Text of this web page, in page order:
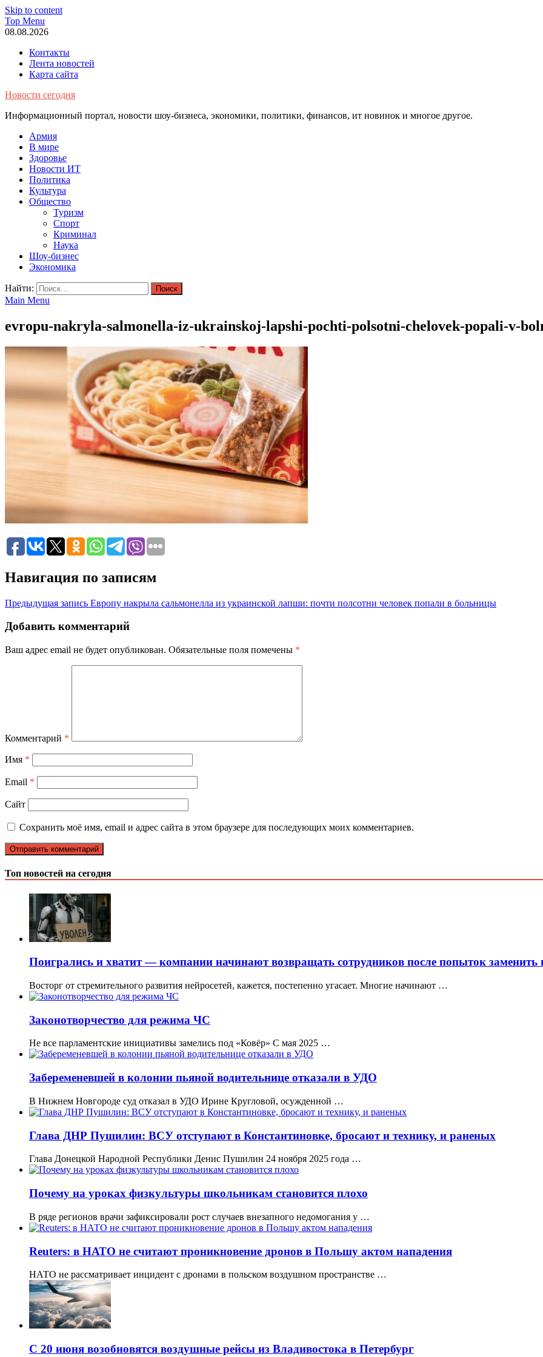
Skip to content
Top Menu
08.08.2026
Контакты
Лента новостей
Карта сайта
Новости сегодня
Информационный портал, новости шоу-бизнеса, экономики, политики, финансов, ит новинок и многое другое.
Армия
В мире
Здоровье
Новости ИТ
Политика
Культура
Общество
Туризм
Спорт
Криминал
Наука
Шоу-бизнес
Экономика
Найти:
Main Menu
evropu-nakryla-salmonella-iz-ukrainskoj-lapshi-pochti-polsotni-chelovek-popali-v-
Навигация по записям
Предыдущая запись Европу накрыла сальмонелла из украинской лапши: почти полсотни человек попали в больницы
Добавить комментарий
Ваш адрес email не будет опубликован. Обязательные поля помечены *
Комментарий *
Имя *
Email *
Сайт
Сохранить моё имя, email и адрес сайта в этом браузере для последующих моих комментариев.
Топ новостей на сегодня
Поигрались и хватит — компании начинают возвращать сотрудников после попыток
Восторг от стремительного развития нейросетей, кажется, постепенно угасает. Многие начинают …
Законотворчество для режима ЧС
Не все парламентские инициативы замелись под «Ковёр» С мая 2025 …
Забеременевшей в колонии пьяной водительнице отказали в УДО
В Нижнем Новгороде суд отказал в УДО Ирине Кругловой, осужденной …
Глава ДНР Пушилин: ВСУ отступают в Константиновке, бросают и технику, и раненых
Глава Донецкой Народной Республики Денис Пушилин 24 ноября 2025 года …
Почему на уроках физкультуры школьникам становится плохо
В ряде регионов врачи зафиксировали рост случаев внезапного недомогания у …
Reuters: в НАТО не считают проникновение дронов в Польшу актом нападения
НАТО не рассматривает инцидент с дронами в польском воздушном пространстве …
С 20 июня возобновятся воздушные рейсы из Владивостока в Петербург